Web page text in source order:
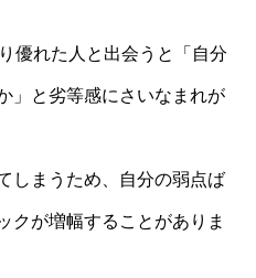
優れた人と出会うと「自分
」と劣等感にさいなまれが
しまうため、自分の弱点ば
クが増幅することがありま